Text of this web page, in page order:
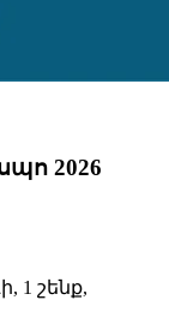
2026
1 շենք,